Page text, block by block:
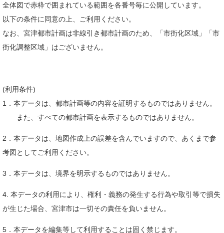
全体図で赤枠で囲まれている範囲を各番号毎に公開しています。
以下の条件に同意の上、ご利用ください。
なお、宮津都市計画は非線引き都市計画のため、「市街化区域」「市
街化調整区域」はございません。
(利用条件)
1．本データは、都市計画等の内容を証明するものではありません。
また、すべての都市計画を表示するものではありません。
2．本データは、地図作成上の誤差を含んでいますので、あくまで参
考図としてご利用ください。
3．本データは、境界を明示するものではありません。
4. 本データの利用により、権利・義務の発生する行為や取引等で損失
が生じた場合、宮津市は一切その責任を負いません。
5．本データを編集等して利用することは固く禁じます。